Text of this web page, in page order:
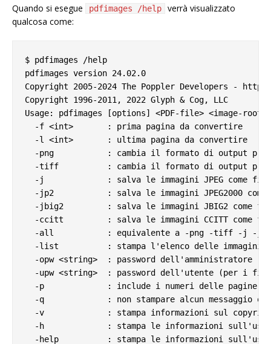
Quando si esegue pdfimages /help
verrà visualizzato
qualcosa come:
$ pdfimages /help
pdfimages version 24.02.0
Copyright 2005-2024 The Poppler Developers -
Copyright 1996-2011, 2022 Glyph & Cog, LLC
Usage: pdfimages [options] <PDF-file> <image-root>
  -f <int>       : prima pagina da convertire
  -l <int>       : ultima pagina da convertire
-png           : cambia il formato di output
-tiff          : cambia il formato di output
-j             : salva le immagini JPEG come
-jp2           : salva le immagini JPEG2000 come
-jbig2         : salva le immagini JBIG2 come
-ccitt         : salva le immagini CCITT come
-all           : equivalente a -png -tiff -j -
-list          : stampa l'elenco delle immagini
-opw <string>  : password dell'amministratore
-upw <string>  : password dell'utente (per i
-p             : include i numeri delle pagine
-q             : non stampare alcun messaggio o
-v             : stampa informazioni sul
  -h             : stampa le informazioni sull'uso
  -help          : stampa le informazioni sull'uso